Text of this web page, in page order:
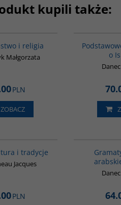
kupili także:
i religia
Małgorzata
PLN
ZOBACZ
o
i tradycje
Jacques
PLN